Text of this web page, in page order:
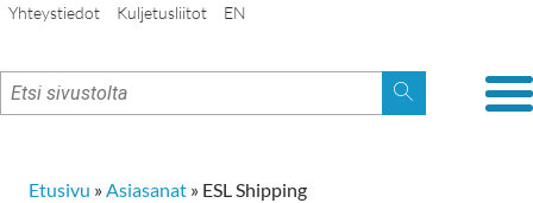
Yhteystiedot Kuljetusliitot EN
Etusivu » Asiasanat » ESL Shipping